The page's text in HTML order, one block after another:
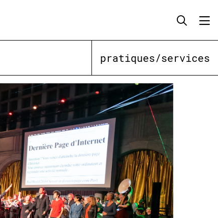
pratiques/services